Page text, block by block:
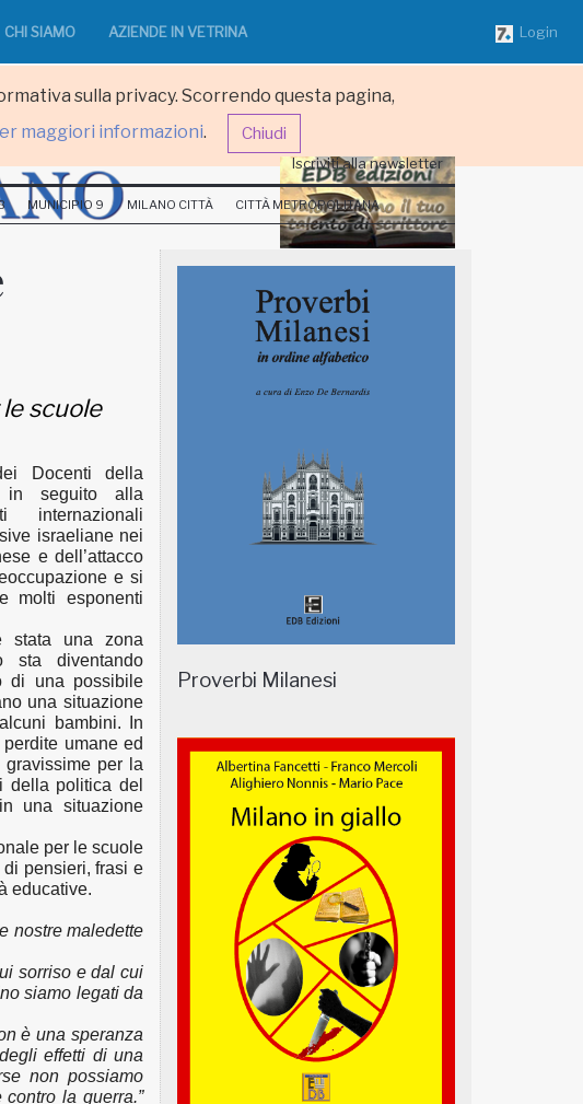
sulla privacy. Scorrendo questa pagina,
maggiori informazioni. Chiudi
CHI SIAMO AZIENDE IN VETRINA Login
Iscriviti alla newsletter
MUNICIPIO 9 MILANO CITTÀ CITTÀ METROPOLITANA
scuole
Docenti della
in seguito alla
internazionali
israeliane nei
e dell’attacco
e si
molti esponenti
stata una zona
sta diventando
di una possibile
una situazione
bambini. In
umane ed
per la
della politica del
una situazione
per le scuole
pensieri, frasi e
educative.
nostre maledette
sorriso e dal cui
siamo legati da
è una speranza
effetti di una
non possiamo
la guerra.”
Proverbi Milanesi